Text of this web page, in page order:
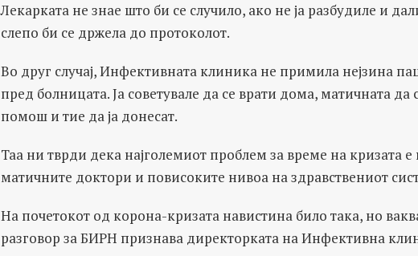
Лекарката не знае што би се случило, ако не ја разбудиле и
слепо би се држела до протоколот.
Во друг случај, Инфективната клиника не примила нејзина
пред болницата. Ја советувале да се врати дома, матичната да
помош и тие да ја донесат.
Таа ни тврди дека најголемиот проблем за време на кризата
матичните доктори и повисоките нивоа на здравствениот
На почетокот од корона-кризата навистина било така, но
разговор за БИРН признава директорката на Инфективна